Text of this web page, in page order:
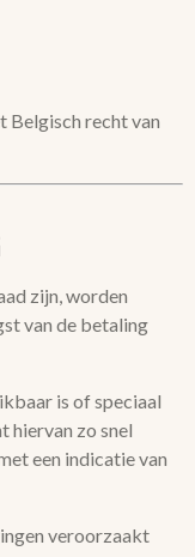
Belgisch recht van
zijn, worden
van de betaling
is of speciaal
hiervan zo snel
een indicatie van
veroorzaakt